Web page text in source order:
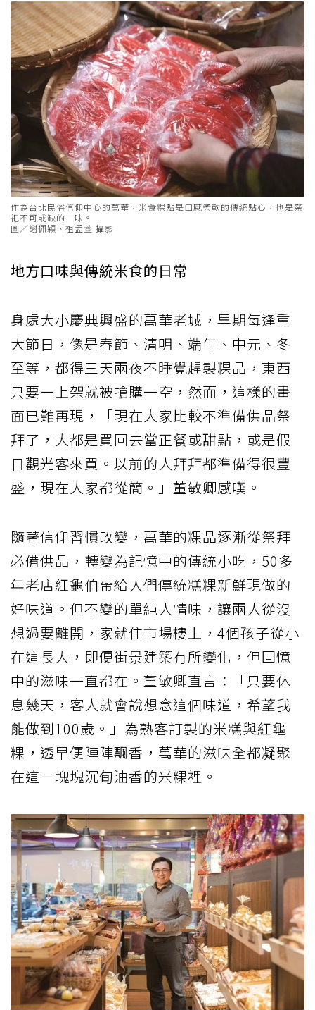
作為台北民俗信仰中心的萬華，米食粿點是口感柔軟的傳統點心，也是祭
祀不可或缺的一味。
圖／謝佩穎、祖孟萱 攝影
地方口味與傳統米食的日常
身處大小慶典興盛的萬華老城，早期每逢重
大節日，像是春節、清明、端午、中元、冬
至等，都得三天兩夜不睡覺趕製粿品，東西
只要一上架就被搶購一空，然而，這樣的畫
面已難再現，「現在大家比較不準備供品祭
拜了，大都是買回去當正餐或甜點，或是假
日觀光客來買。以前的人拜拜都準備得很豐
盛，現在大家都從簡。」董敏卿感嘆。
隨著信仰習慣改變，萬華的粿品逐漸從祭拜
必備供品，轉變為記憶中的傳統小吃，50多
年老店紅龜伯帶給人們傳統糕粿新鮮現做的
好味道。但不變的單純人情味，讓兩人從沒
想過要離開，家就住市場樓上，4個孩子從小
在這長大，即便街景建築有所變化，但回憶
中的滋味一直都在。董敏卿直言：「只要休
息幾天，客人就會說想念這個味道，希望我
能做到100歲。」為熟客訂製的米糕與紅龜
粿，透早便陣陣飄香，萬華的滋味全都凝聚
在這一塊塊沉甸油香的米粿裡。